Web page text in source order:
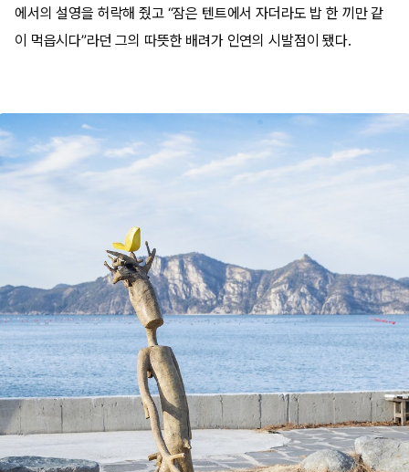
에서의 설영을 허락해 줬고 “잠은 텐트에서 자더라도 밥 한 끼만 같
이 먹읍시다”라던 그의 따뜻한 배려가 인연의 시발점이 됐다.​